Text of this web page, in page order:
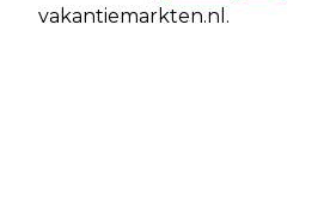
vakantiemarkten.nl.